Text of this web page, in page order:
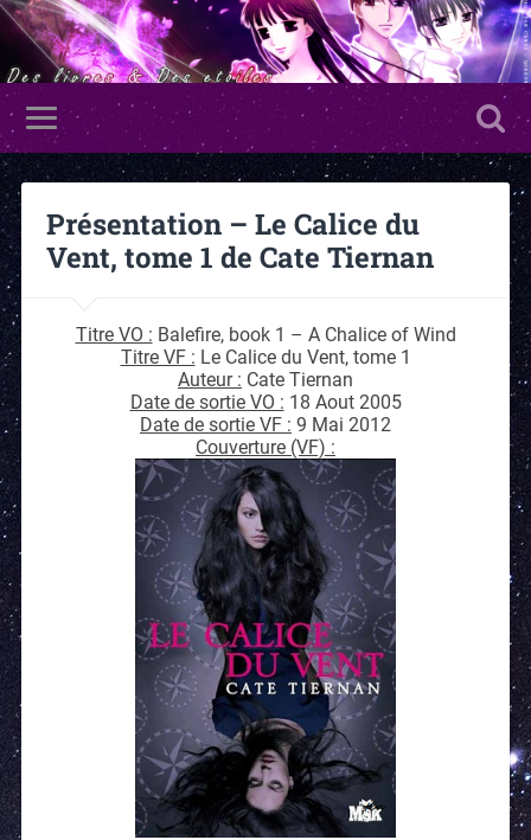
Présentation – Le Calice du
Vent, tome 1 de Cate Tiernan
Titre VO : Balefire, book 1 – A Chalice of Wind
Titre VF : Le Calice du Vent, tome 1
Auteur : Cate Tiernan
Date de sortie VO : 18 Aout 2005
Date de sortie VF : 9 Mai 2012
Couverture (VF) :